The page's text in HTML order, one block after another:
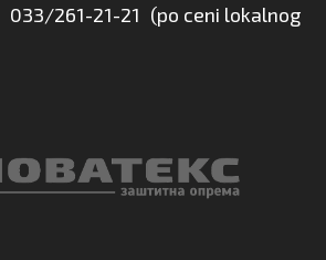
033/261-21-21 (po ceni lokalnog